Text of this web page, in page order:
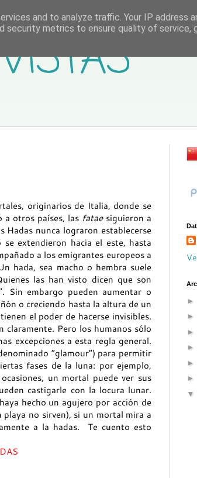
originarios de Italia, donde se
a otros países, las fatae siguieron a
Hadas nunca lograron establecerse
extendieron hacia el este, hasta
a los emigrantes europeos a
hada, sea macho o hembra suele
las han visto dicen que son
Sin embargo pueden aumentar o
o creciendo hasta la altura de un
el poder de hacerse invisibles.
claramente. Pero los humanos sólo
excepciones a esta regla general.
“glamour”) para permitir
fases de la luna: por ejemplo,
un mortal puede ver sus
castigarle con la locura lunar.
hecho un agujero por acción de
playa no sirven), si un mortal mira a
a la hadas. Te cuento esto
►
►
►
►
►
►
▼
and to analyze traffic. Your IP address
security metrics to ensure quality of service,